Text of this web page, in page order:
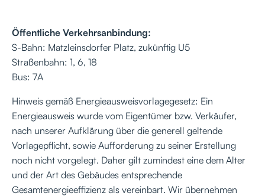
Öffentliche Verkehrsanbindung:
S-Bahn: Matzleinsdorfer Platz, zukünftig U5
Straßenbahn: 1, 6, 18
Bus: 7A
Hinweis gemäß Energieausweisvorlagegesetz: Ein
Energieausweis wurde vom Eigentümer bzw. Verkäufer,
nach unserer Aufklärung über die generell geltende
Vorlagepflicht, sowie Aufforderung zu seiner Erstellung
noch nicht vorgelegt. Daher gilt zumindest eine dem Alter
und der Art des Gebäudes entsprechende
Gesamtenergieeffizienz als vereinbart. Wir übernehmen